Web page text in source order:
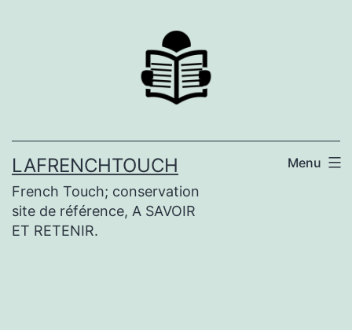
LAFRENCHTOUCH
French Touch; conservation
site de référence, A SAVOIR
ET RETENIR.
Menu